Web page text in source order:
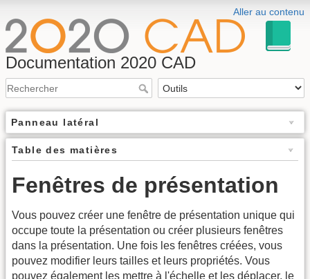
Aller au contenu
Documentation 2020 CAD
Panneau latéral
Table des matières
Fenêtres de présentation
Vous pouvez créer une fenêtre de présentation unique qui
occupe toute la présentation ou créer plusieurs fenêtres
dans la présentation. Une fois les fenêtres créées, vous
pouvez modifier leurs tailles et leurs propriétés. Vous
pouvez également les mettre à l'échelle et les déplacer, le